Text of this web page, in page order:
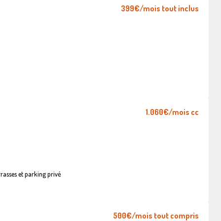
399€/mois tout inclus
1.060€/mois cc
et parking privé
500€/mois tout compris